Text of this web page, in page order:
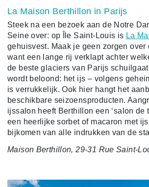
La Maison Berthillon in Parijs
Steek na een bezoek aan de Notre
Seine over: op Île Saint-Louis is La
gehuisvest. Maak je geen zorgen over
want een lange rij verklapt achter
de beste glaciers van Parijs
wordt beloond: het ijs – volgens
is verrukkelijk. Ook hier hangt het
beschikbare seizoensproducten.
ijssalon heeft Berthillon een ‘salon de
een heerlijke sorbet of macaron met
bijkomen van alle indrukken van de
Maison Berthillon, 29-31 Rue Saint-